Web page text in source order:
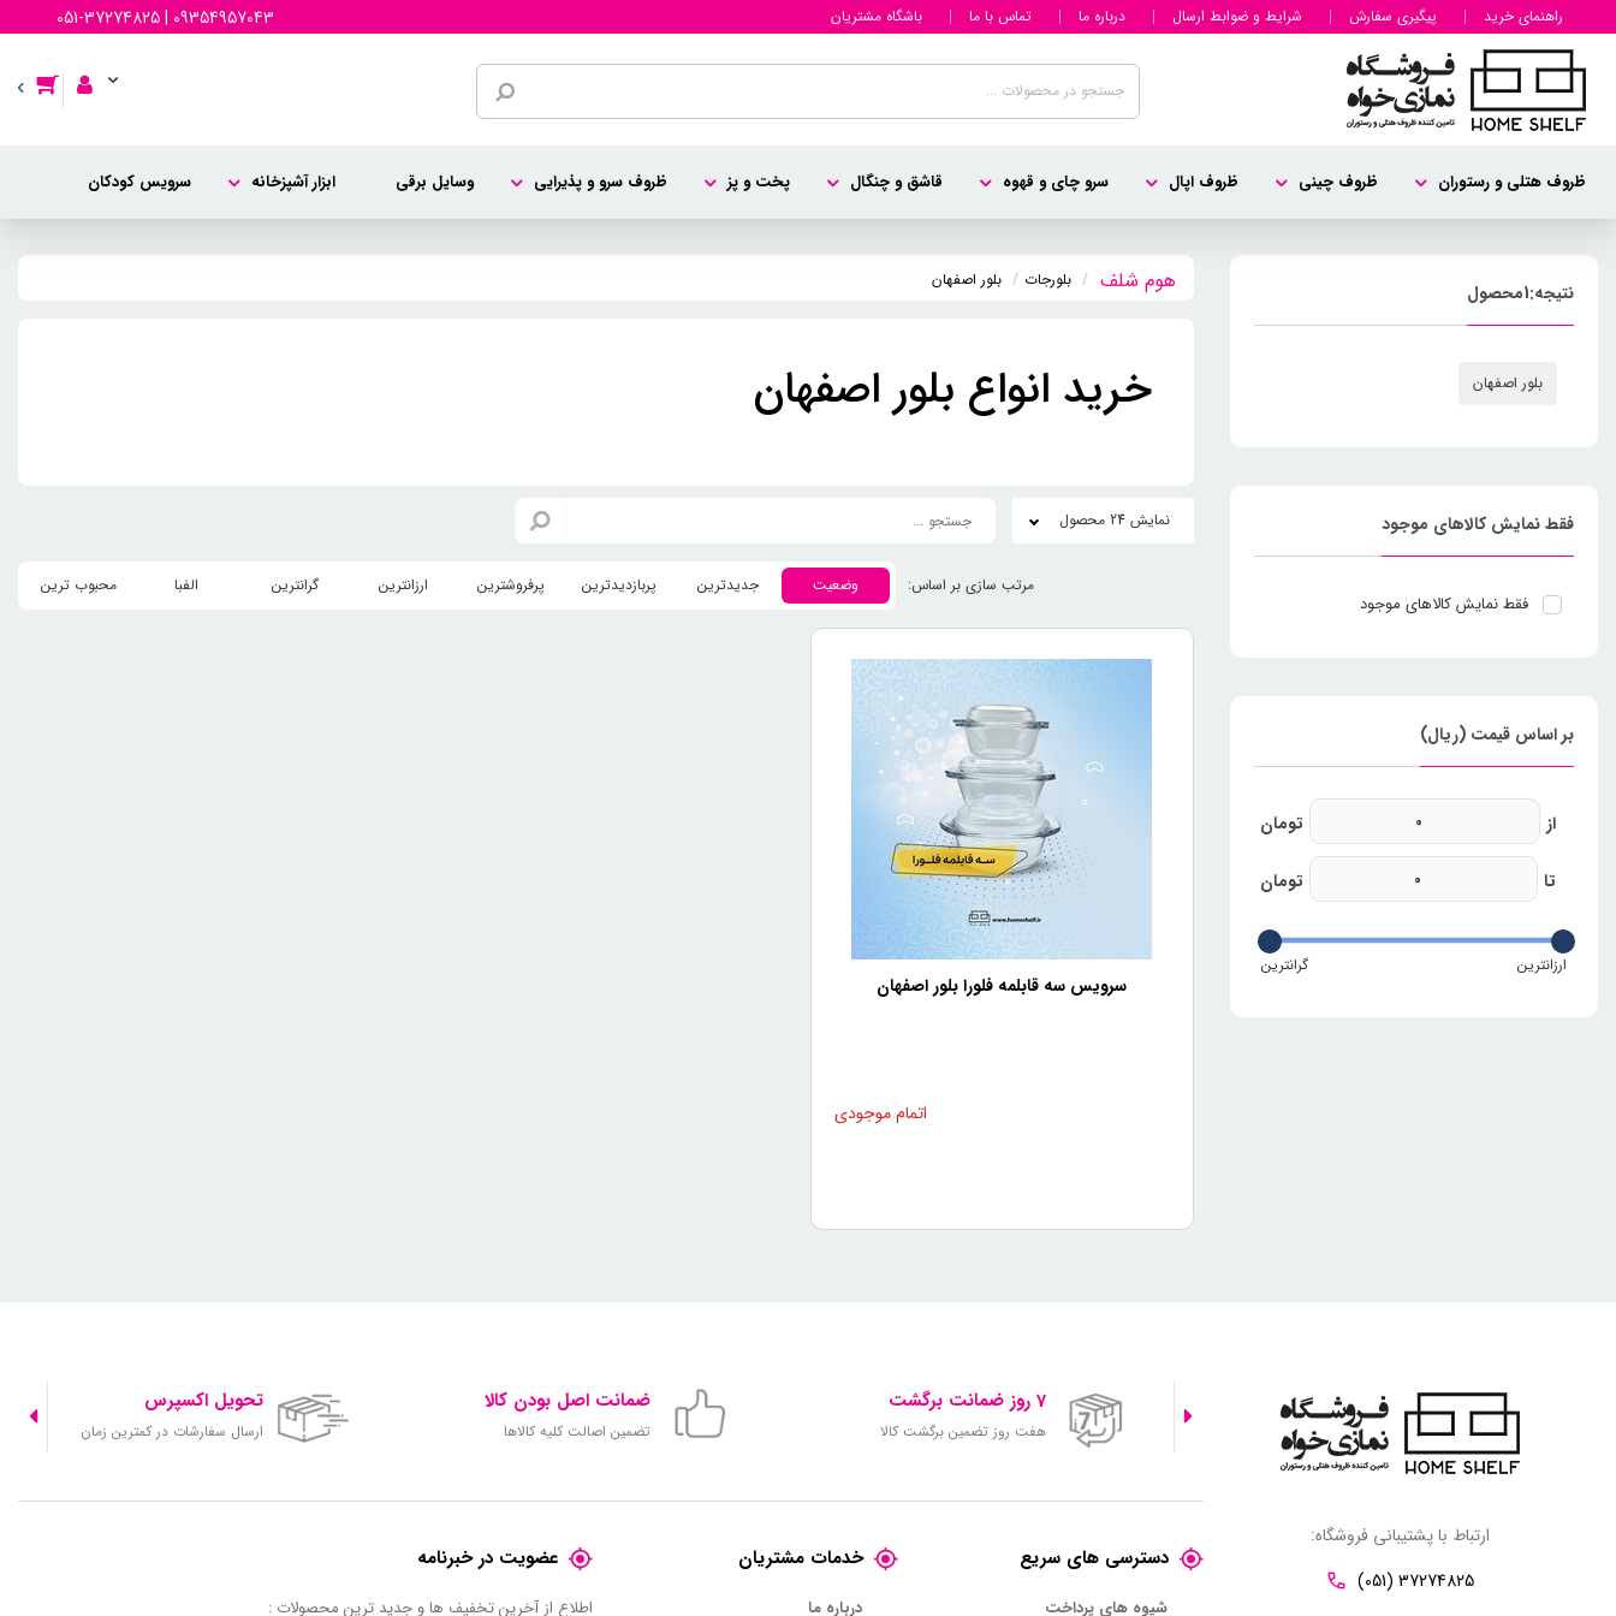
راهنمای خرید پیگیری سفارش شرایط و ضوابط ارسال درباره ما تماس با ما باشگاه مشتریان 051-37274825 | 09354957043
ظروف هتلی و رستوران ظروف چینی ظروف اپال سرو چای و قهوه قاشق و چنگال پخت و پز ظروف سرو و پذیرایی وسایل برقی ابزار آشپزخانه سرویس کودکان
بلورجات بلور اصفهان
خرید انواع بلور اصفهان
نمایش 24 محصول
وضعیت جدیدترین پربازدیدترین پرفروشترین ارزانترین گرانترین الفبا محبوب ترین
سرویس سه قابلمه فلورا بلور اصفهان
نتیجه:1محصول
بلور اصفهان
فقط نمایش کالاهای موجود
فقط نمایش کالاهای موجود
بر اساس قیمت (ریال)
ارتباط با پشتیبانی فروشگاه:
(051) 37274825
7 روز ضمانت برگشت
هفت روز تضمین برگشت کالا
ضمانت اصل بودن کالا
تضمین اصالت کلیه کالاها
تحویل اکسپرس
ارسال سفارشات در کمترین زمان
دسترسی های سریع
شیوه های پرداخت
خدمات مشتریان
درباره ما
عضویت در خبرنامه
اطلاع از آخرین تخفیف ها و جدید ترین محصولات :